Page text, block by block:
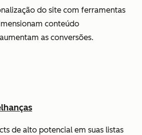
do site com ferramentas
conteúdo
as conversões.
de alto potencial em suas listas